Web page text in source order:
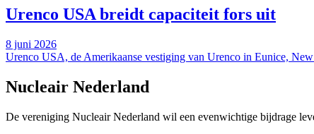
Urenco USA breidt capaciteit fors uit
8 juni 2026
Urenco USA, de Amerikaanse vestiging van Urenco in Eunice,
Nucleair Nederland
De vereniging Nucleair Nederland wil een evenwichtige bijdrage